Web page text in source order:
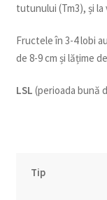
tutunului (Tm3), și la
Fructele în 3-4 lobi
de 8-9 cm și lățime
LSL (perioada bună
Tip